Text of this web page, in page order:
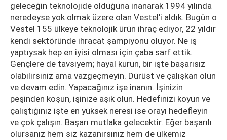
geleceğin teknolojide olduğuna inanarak 1994 yılında
neredeyse yok olmak üzere olan Vestel’i aldık. Bugün o
Vestel 155 ülkeye teknolojik ürün ihraç ediyor, 22 yıldır
kendi sektöründe ihracat şampiyonu oluyor. Ne iş
yaptıysak hep en iyisi olması için çaba sarf ettik.
Gençlere de tavsiyem; hayal kurun, bir işte başarısız
olabilirsiniz ama vazgeçmeyin. Dürüst ve çalışkan olun
ve devam edin. Yapacağınız işe inanın. İşinizin
peşinden koşun, işinize aşık olun. Hedefinizi koyun ve
çalıştığınız işte en yüksek neresi ise orayı hedefleyin
ve çok çalışın. Başarı mutlaka gelecektir. Eğer başarılı
olursanız hem siz kazanırsınız hem de ülkemiz